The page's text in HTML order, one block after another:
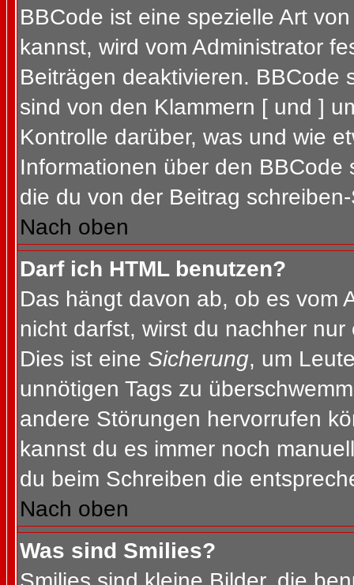
BBCode ist eine spezielle Art
kannst, wird vom Administrator
Beiträgen deaktivieren. BBCode
sind von den Klammern [ und ]
Kontrolle darüber, was und wie
Informationen über den
die du von der Beitrag
Nach oben
Darf ich HTML benutzen?
Das hängt davon ab, ob es vom
nicht darfst, wirst du nachher
Dies ist eine Sicherung, um
unnötigen Tags zu
andere Störungen hervorrufen
kannst du es immer noch
du beim Schreiben die
Nach oben
Was sind Smilies?